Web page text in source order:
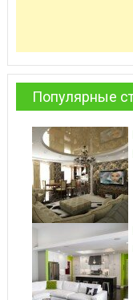
Популярные